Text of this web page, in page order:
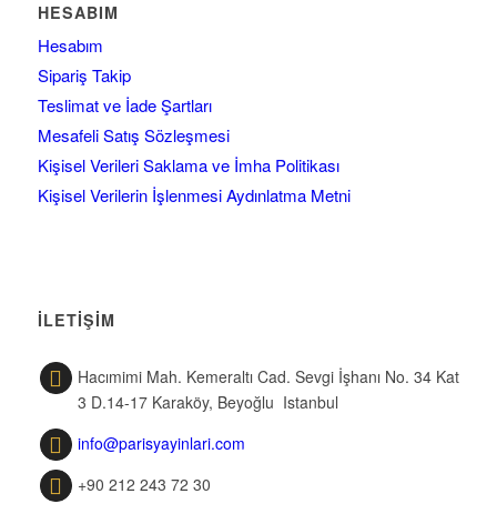
HESABIM
Hesabım
Sipariş Takip
Teslimat ve İade Şartları
Mesafeli Satış Sözleşmesi
Kişisel Verileri Saklama ve İmha Politikası
Kişisel Verilerin İşlenmesi Aydınlatma Metni
İLETİŞİM
Hacımimi Mah. Kemeraltı Cad. Sevgi İşhanı No. 34 Kat
3 D.14-17 Karaköy, Beyoğlu Istanbul
info@parisyayinlari.com
+90 212 243 72 30